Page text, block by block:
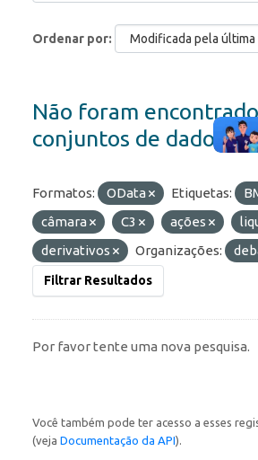
Ordenar por
Não foram
conjuntos de dados
Formatos: OData Etiquetas:
câmara
C3 ações
derivativos
Organizações:
Filtrar Resultados
Por favor tente uma nova pesquisa.
Você também pode ter acesso a esses
(veja Documentação da API).